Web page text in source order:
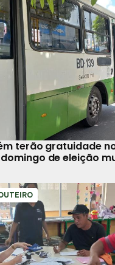
terão gratuidade
de eleição